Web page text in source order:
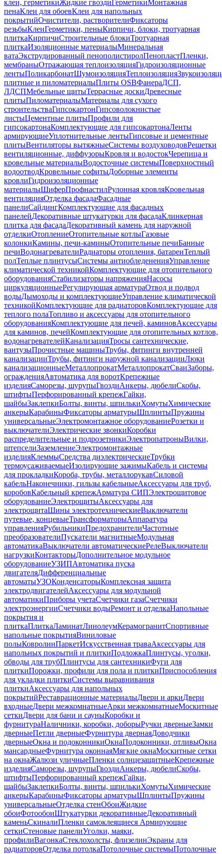
клеи, герметикиЖидкие гвоздиГерметикиМонтажная
пенаКлеи для обоевКлеи для напольных
покрытийОчистители, растворителиФиксаторы
резьбыКлеиГерметики, пеныКирпичи, блоки, тротуарная
плиткаКирпичиСтроительные блокиТротуарная
плиткаИзоляционные материалыМинеральная
ватаЭкструдированный пенополистиролПенопластПленки,
мембраныОтражающая теплоизоляцияГидроизоляционные
лентыПоликарбонатШумоизоляцияТеплоизоляция
плитные и пиломатериалыПлиты OSBФанераДСП,
ЛДСПМебельные щитыТеррасные доскиДревесные
плитыПиломатериалыМатериалы для сухого
строительстваГипсокартонГипсоволокнистые
листыЦементные плитыПрофили для
гипсокартонаКомплектующие для гипсокартонаЛенты
армирующиеУплотнительные лентыГипсовые и цементные
плитыВентиляторы вытяжныеСистемы воздуховодовРешетки
вентиляционные, диффузорыКровля и водостокЧерепица и
кровельные материалыВодосточные системыПоверхностный
водоотводКровельные софитыДоборные элементы
кровлиГидроизоляционные
материалыШиферПрофнастилРулонная кровляКровельная
вентиляцияОтделка фасадаФасадные
панелиСайдингКомплектующие для фасадных
панелейДекоративные штукатурки для фасадаКлинкерная
плитка для фасадаДекоративный камень для наружной
отделкиОтоплениеОтопительные котлыГазовые
колонкиКамины, печи-каминыОтопительные печиБанные
печиВодонагревателиРадиаторы отопления, батареиТеплый
полТеплые плинтусыСистемы антиобледененияУправление
климатической техникойКомплектующие для отопительного
оборудованияСтабилизаторы напряженияНасосы
циркуляционныеРегулирующая арматураОтвод и подвод
водыДымоходы и комплектующиеУправление климатической
техникойКомплектующие для радиаторовКомплектующие для
теплого полаТопливо и аксессуары для отопительного
оборудованияКомплектующие для печей, каминовАксессуары
для каминов, печейКомплектующие для отопительных котлов,
водонагревателейКанализацияТросы сантехнические,
вантузыПрочистные машиныТрубы, фитинги внутренней
канализацииТрубы, фитинги наружной канализацииЛюки
канализационныеМеталлопрокатМеталлопрокатСваиЗаборы,
огражденияАвтоматика для воротКрепежные
изделияСаморезы, шурупыГвоздиАнкеры, дюбелиСкобы,
штифтыПерфорированный крепежГайки,
шайбыЗаклепкиБолты, винты, шпилькиХомутыХимические
анкерыКарабиныФиксаторы арматурыШплинтыПружины
универсальныеЭлектромонтажное оборудованиеРозетки и
выключателиЭлектрические звонкиКоробки
распределительные и подрозетникиЭлектропатроныВилки,
штепселиЗаземлениеЭлектромонтажные
изделияКлеммыСредства диэлектрическиеТрубки
термоусаживаемыеИзолирующие зажимыКабель и системы
для прокладкиКороба, трубы, металлорукавСиловой
кабельНаконечники, гильзы кабельныеАксессуары для труб,
коробовКабельный крепежАрматура СИПЭлектрощитовое
оборудованиеЭлектрощитыАксессуары для
электрощитаШины электротехническиеВыключатели
путевые, концевыеТрансформаторыАппаратура
управленияРубильникиПредохранителиЧастотные
преобразователиПускатели магнитныеМодульная
автоматикаВыключатели автоматическиеРелеВыключатели
нагрузкиКонтакторыДополнительное модульное
оборудованиеУЗИПАвтоматика пуска
двигателяДифференциальные
автоматыУЗОКонденсаторыКомплексная защита
электродвигателейАксессуары для модульной
автоматикиПриборы учетаСчетчики газаСчетчики
электроэнергииСчетчики водыРемонт и отделкаНапольные
покрытия и
плиткаПлиткаЛаминатЛинолеумКерамогранитСпортивные
напольные покрытияВиниловые
полыКовролинПаркетИскусственная траваАксессуары для
напольных покрытий и плиткиПодложкаПлинтусы, уголки,
обводы для трубПлинтусы для сантехникиФуги для
плиткиПорожки, профили для пола и плиткиПриспособления
для укладки плиткиСистемы выравнивания
плиткиАксессуары для напольных
покрытийРеставрационные материалыДвери и аркиДвери
входныеДвери межкомнатныеАрки межкомнатныеМоскитные
сеткиДвери для бани и сауныКоробки и
фурнитураНаличники, коробки, доборыРучки дверныеЗамки
дверныеПетли дверныеФурнитура двернаяДоводчики
дверныеОкна и подоконникиОкнаПодоконники, отливыОкна
мансардныеФурнитура оконнаяМягкие окнаМоскитные сетки
на окнаЖалюзи уличныеПленки солнцезащитныеКрепежные
изделияСаморезы, шурупыГвоздиАнкеры, дюбелиСкобы,
штифтыПерфорированный крепежГайки,
шайбыЗаклепкиБолты, винты, шпилькиХомутыХимические
анкерыКарабиныФиксаторы арматурыШплинтыПружины
универсальныеОтделка стенОбоиЖидкие
обоиФотообоиШтукатурки декоративныеДекоративный
каменьСкиналиПленки самоклеящиеся Армирующие
сеткиСтеновые панелиУголки, маяки,
профилиВагонкаСтеклохолсты, флизелинЭкраны для
радиаторовОтделка потолкаПотолочные системыПотолочные